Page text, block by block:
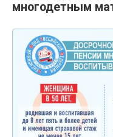
многодетным